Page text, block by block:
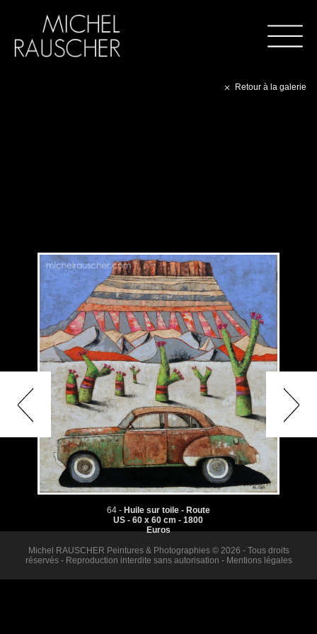
Retour à la galerie
64 - Huile sur toile - Route
US - 60 x 60 cm - 1800
Euros
Michel RAUSCHER Peintures & Photographies © 2026 - Tous droits
réservés - Reproduction interdite sans autorisation - Mentions légales